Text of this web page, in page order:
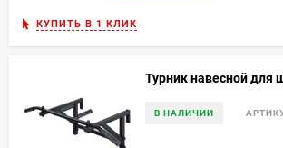
КУПИТЬ В 1 КЛИК
Турник навесной для
В НАЛИЧИИ